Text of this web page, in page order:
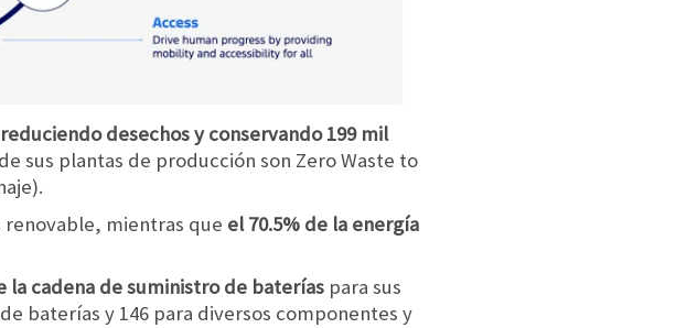
desechos y conservando 199 mil
sus plantas de producción son Zero Waste to
renovable, mientras que el 70.5% de la energía
cadena de suministro de baterías para sus
baterías y 146 para diversos componentes y